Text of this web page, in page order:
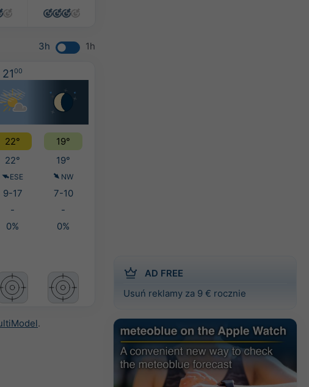
AD FREE
Usuń reklamy za 9 € rocznie
3h 1h
2100
22°
19°
22° 19°
ESE NW
9-17
7-10
-
-
0% 0%
.